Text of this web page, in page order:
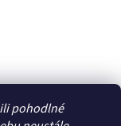
pohodlné